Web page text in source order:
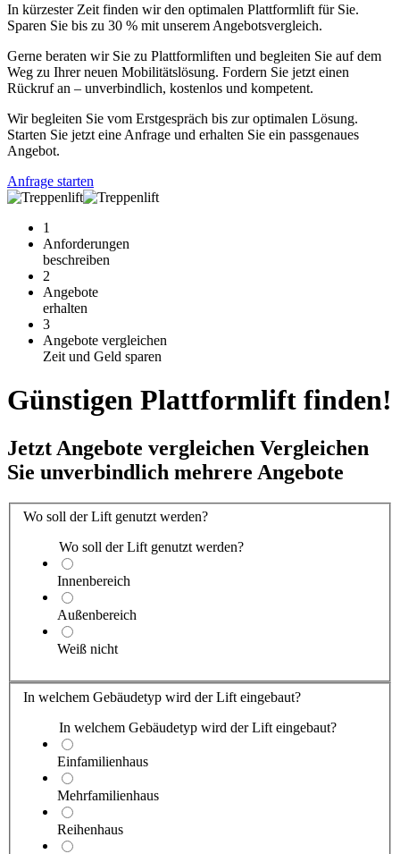
In kürzester Zeit finden wir den optimalen Plattformlift für Sie.
Sparen Sie bis zu 30 % mit unserem Angebotsvergleich.
Gerne beraten wir Sie zu Plattformliften und begleiten Sie auf dem
Weg zu Ihrer neuen Mobilitätslösung. Fordern Sie jetzt einen
Rückruf an – unverbindlich, kostenlos und kompetent.
Wir begleiten Sie vom Erstgespräch bis zur optimalen Lösung.
Starten Sie jetzt eine Anfrage und erhalten Sie ein passgenaues
Angebot.
Anfrage starten
1
Anforderungen
beschreiben
2
Angebote
erhalten
3
Angebote vergleichen
Zeit und Geld sparen
Günstigen Plattformlift finden!
Jetzt Angebote vergleichen Vergleichen
Sie unverbindlich mehrere Angebote
Wo soll der Lift genutzt werden?
Wo soll der Lift genutzt werden?
Innenbereich
Außenbereich
Weiß nicht
In welchem Gebäudetyp wird der Lift eingebaut?
In welchem Gebäudetyp wird der Lift eingebaut?
Einfamilienhaus
Mehrfamilienhaus
Reihenhaus